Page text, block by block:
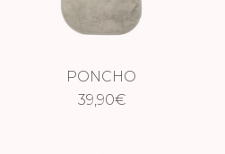
PONCHO
WHISPER GREEN
39,90€